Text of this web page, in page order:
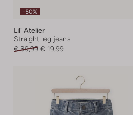
-50%
Lil' Atelier
Straight leg jeans
€ 39,99 € 19,99